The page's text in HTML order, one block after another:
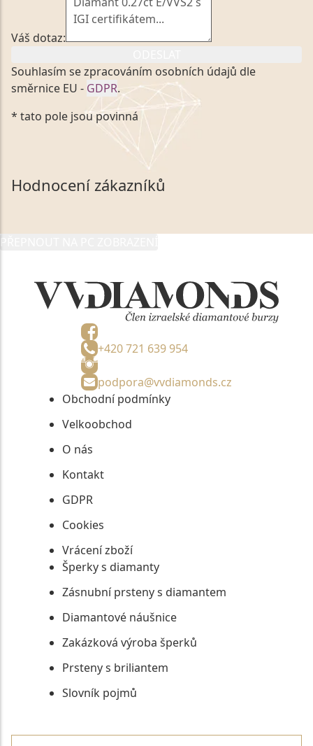
Váš dotaz:
Souhlasím se zpracováním osobních údajů dle
směrnice EU - GDPR.
Kliknutím na výše uvedený odkaz, v souladu se
zákonem č. 101/2000 Sb. v platném znění výslovně
souhlasím se zpracováním a uchováním veškerých
mých osobních údajů, které poskytuji prostřednictvím
společnosti VVDiamonds s.r.o., IČO: 05892481. Tyto
údaje poskytuji společnosti VVDiamonds s.r.o., IČO:
* tato pole jsou povinná
Hodnocení zákazníků
+420 721 639 954
podpora@vvdiamonds.cz
Obchodní podmínky
Velkoobchod
O nás
Kontakt
GDPR
Cookies
Vrácení zboží
Šperky s diamanty
Zásnubní prsteny s diamantem
Diamantové náušnice
Zakázková výroba šperků
Prsteny s briliantem
Slovník pojmů